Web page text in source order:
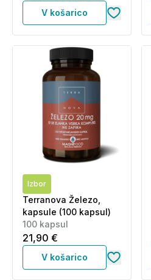
V košarico
Izbor
Terranova Železo,
kapsule (100 kapsul)
100 kapsul
21,90 €
V košarico